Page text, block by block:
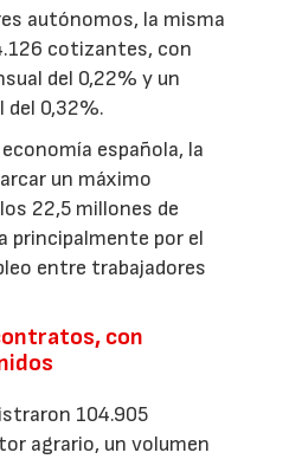
autónomos, la misma
cotizantes, con
del 0,22% y un
del 0,32%.
española, la
un máximo
22,5 millones de
principalmente por el
entre trabajadores
con
104.905
agrario, un volumen